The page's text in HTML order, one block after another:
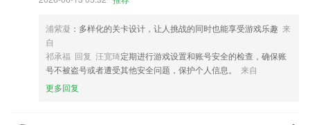
4.题目记录非常的清楚，迅速获取学习的记录；
5.拥有丰富实用的直播教学，可以提供互动学习的条件。
6.可将随意语句设为关键句并可独立显示信息。
beoplayer下载更新了什么?
站点状态图增加故障标识。
浦紫凝 ：多样化的关卡设计，让人挑战的同时也能享受游戏乐趣 来
自
祁承福 回复 汪宽琦定期进行游戏设置和账号安全的检查，确保账
号不被盗号或者遭受其他安全问题，保护个人信息。
来自
更多回复